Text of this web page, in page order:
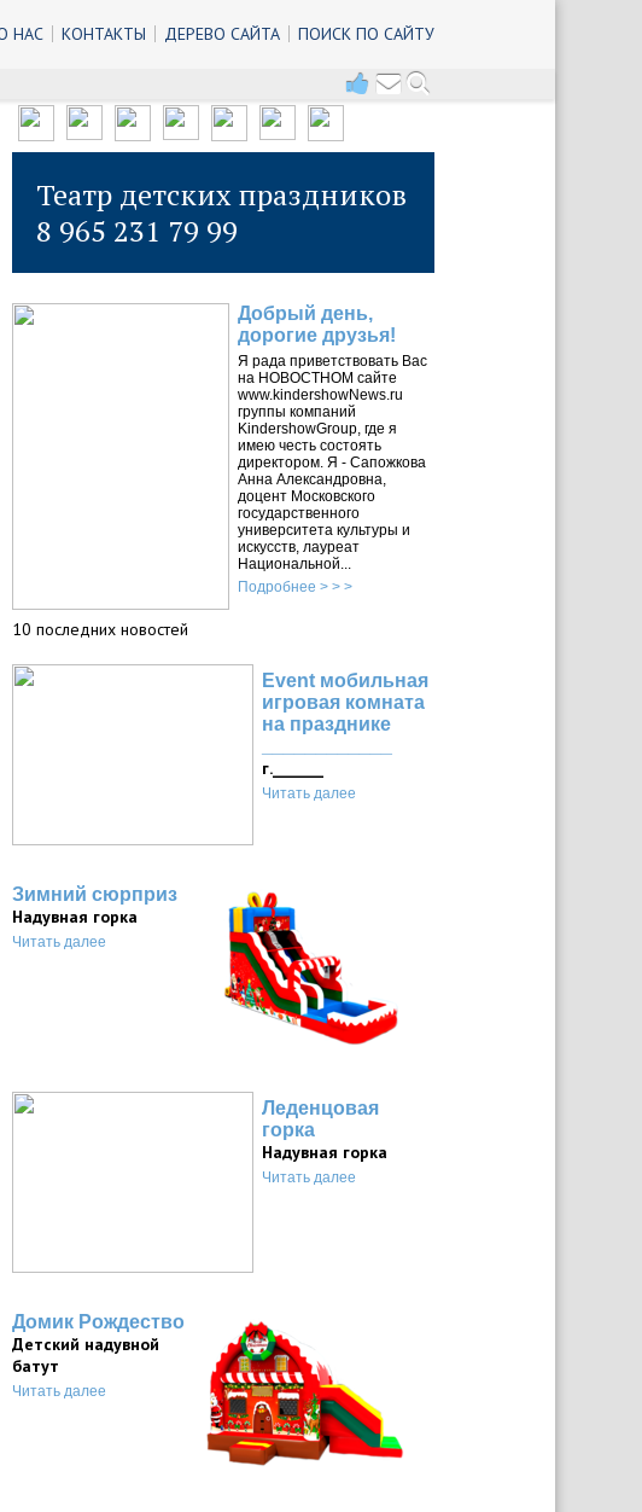
НАС КОНТАКТЫ ДЕРЕВО САЙТА ПОИСК ПО САЙТУ
Театр детских праздников
8 965 231 79 99
Добрый день,
дорогие друзья!
Я рада приветствовать Вас
на НОВОСТНОМ сайте
www.kindershowNews.ru
группы компаний
KindershowGroup, где я
имею честь состоять
директором. Я - Сапожкова
Анна Александровна,
доцент Московского
государственного
университета культуры и
искусств, лауреат
Национальной...
Подробнее > > >
10 последних новостей
Event мобильная
игровая комната
на празднике
г._______
Читать далее
Зимний сюрприз
Надувная горка
Читать далее
Леденцовая
горка
Надувная горка
Читать далее
Домик Рождество
Детский надувной
батут
Читать далее